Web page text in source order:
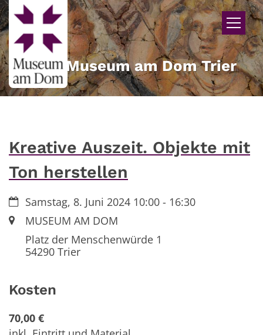
Zum Inhalt springen
Museum am Dom Trier
Kreative Auszeit. Objekte mit
Ton herstellen
Datum:Samstag, 8. Juni 2024 10:00 - 16:30
Ort:MUSEUM AM DOM
Platz der Menschenwürde 1
54290Trier
Kosten
70,00 €